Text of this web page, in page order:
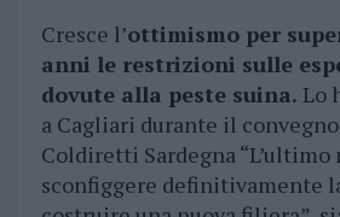
Cresce l’ottimismo per
anni le restrizioni sulle
dovute alla peste suina. Lo
a Cagliari durante il
Coldiretti Sardegna
sconfiggere definitivamente